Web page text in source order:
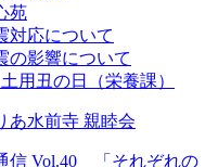
苑
応について
影響について
用丑の日（栄養課）
あ水前寺 親睦会
信 Vol.40 「それぞれの